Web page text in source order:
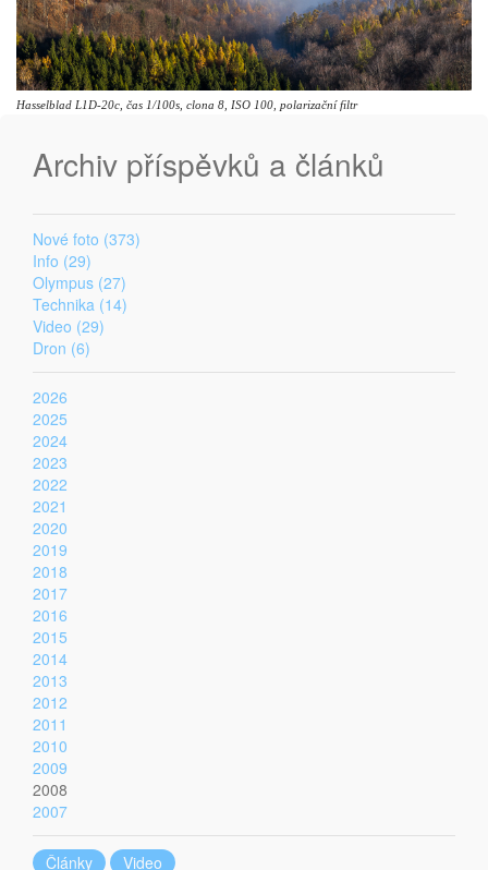
Hasselblad L1D-20c, čas 1/100s, clona 8, ISO 100, polarizační filtr
Archiv příspěvků a článků
Nové foto (373)
Info (29)
Olympus (27)
Technika (14)
Video (29)
Dron (6)
2026
2025
2024
2023
2022
2021
2020
2019
2018
2017
2016
2015
2014
2013
2012
2011
2010
2009
2008
2007
Články Video